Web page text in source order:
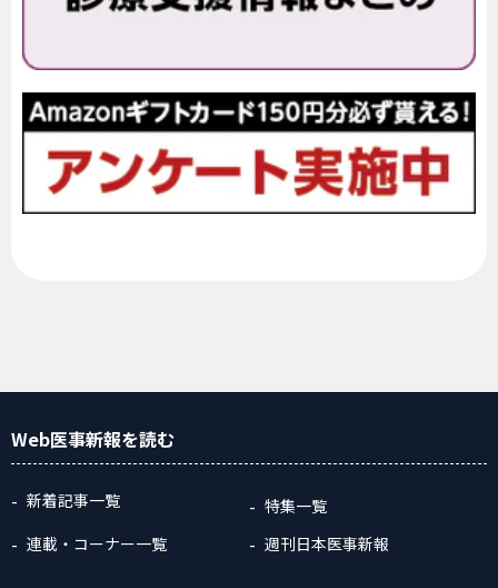
Web医事新報を読む
新着記事一覧
特集一覧
連載・コーナー一覧
週刊日本医事新報